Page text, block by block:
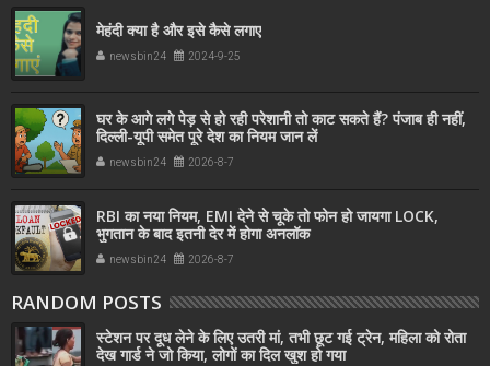
मेहंदी क्या है और इसे कैसे लगाए
newsbin24 2024-9-25
घर के आगे लगे पेड़ से हो रही परेशानी तो काट सकते हैं? पंजाब ही नहीं,
दिल्‍ली-यूपी समेत पूरे देश का नियम जान लें
newsbin24 2026-8-7
RBI का नया नियम, EMI देने से चूके तो फोन हो जायगा LOCK,
भुगतान के बाद इतनी देर में होगा अनलॉक
newsbin24 2026-8-7
RANDOM POSTS
स्टेशन पर दूध लेने के लिए उतरी मां, तभी छूट गई ट्रेन, महिला को रोता
देख गार्ड ने जो किया, लोगों का दिल खुश हो गया